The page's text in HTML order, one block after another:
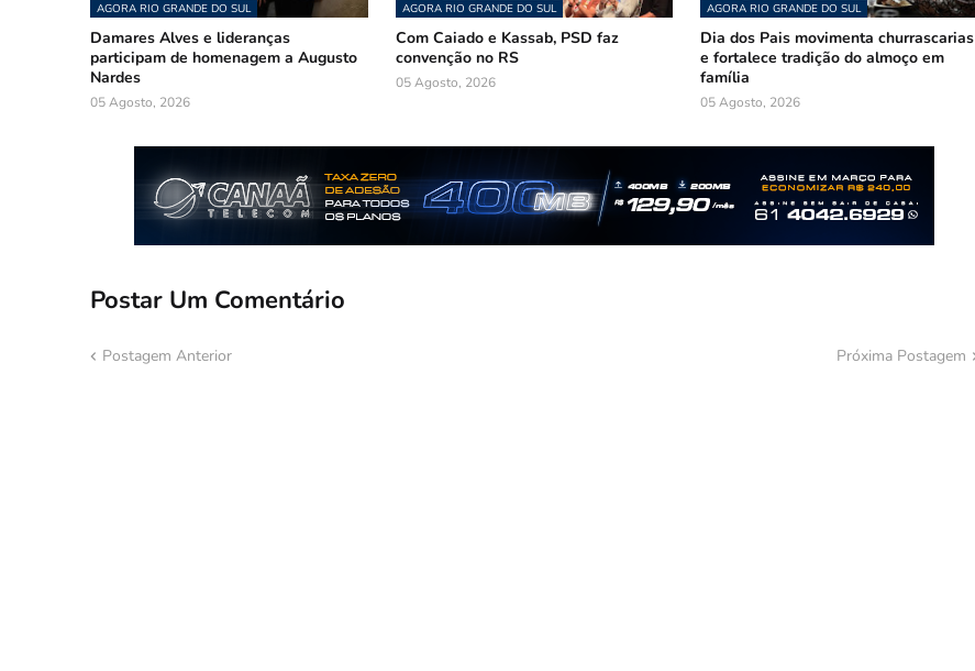
AGORA RIO GRANDE DO SUL
Damares Alves e lideranças
participam de homenagem a Augusto
Nardes
05 Agosto, 2026
AGORA RIO GRANDE DO SUL
Com Caiado e Kassab, PSD faz
convenção no RS
05 Agosto, 2026
AGORA RIO GRANDE DO SUL
Dia dos Pais movimenta churrascarias
e fortalece tradição do almoço em
família
05 Agosto, 2026
Postar Um Comentário
Postagem Anterior Próxima Postagem